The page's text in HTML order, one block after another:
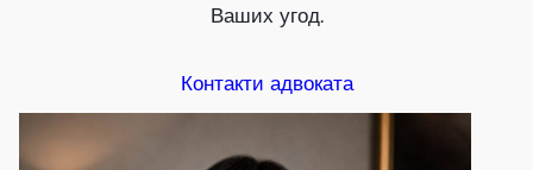
Ваших угод.
Контакти адвоката